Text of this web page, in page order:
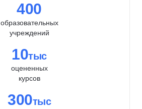
400
образовательных
учреждений
10тыс
оцененных
курсов
300тыс